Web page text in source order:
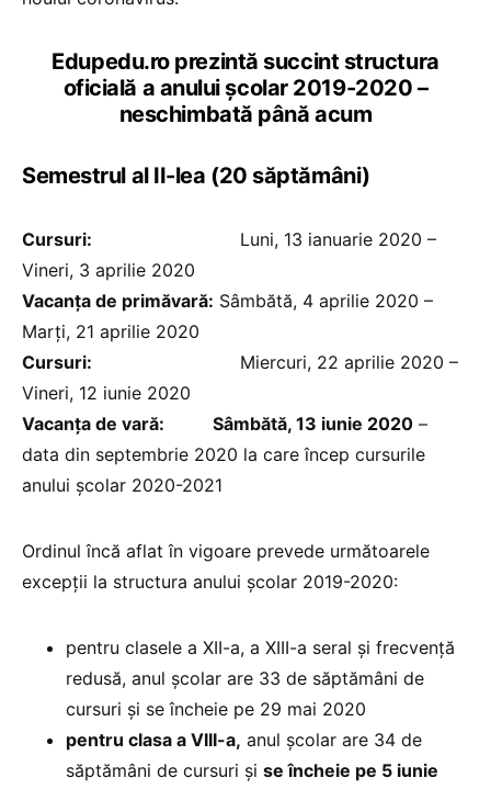
Edupedu.ro prezintă succint structura
oficială a anului școlar 2019-2020 –
neschimbată până acum
Semestrul al II-lea (20 săptămâni)
Cursuri: Luni, 13 ianuarie 2020 –
Vineri, 3 aprilie 2020
Vacanţa de primăvară: Sâmbătă, 4 aprilie 2020 –
Marți, 21 aprilie 2020
Cursuri: Miercuri, 22 aprilie 2020 –
Vineri, 12 iunie 2020
Vacanţa de vară: Sâmbătă, 13 iunie 2020 –
data din septembrie 2020 la care încep cursurile
anului școlar 2020-2021
Ordinul încă aflat în vigoare prevede următoarele
excepții la structura anului școlar 2019-2020:
pentru clasele a XII-a, a XIII-a seral și frecvență
redusă, anul școlar are 33 de săptămâni de
cursuri și se încheie pe 29 mai 2020
pentru clasa a VIII-a, anul școlar are 34 de
săptămâni de cursuri și se încheie pe 5 iunie